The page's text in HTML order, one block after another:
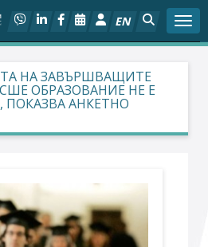
EN
НА ЗАВЪРШВАЩИТЕ
ОБРАЗОВАНИЕ НЕ Е
АНКЕТНО